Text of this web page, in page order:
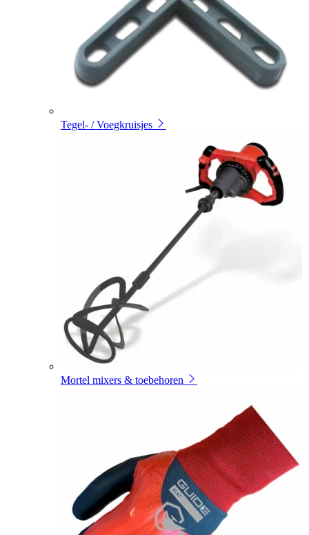
Tegel- / Voegkruisjes
Mortel mixers & toebehoren